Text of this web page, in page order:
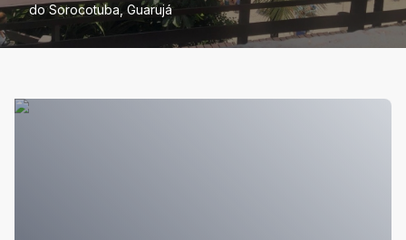
do Sorocotuba, Guarujá